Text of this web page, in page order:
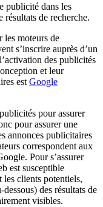
publicité dans les
résultats de recherche.
moteurs de
s’inscrire auprès d’un
des publicités
et leur
estGoogle
pour assurer
pour assurer une
annonces publicitaires
correspondent aux
Pour s’assurer
est susceptible
les clients potentiels,
des résultats de
visibles.